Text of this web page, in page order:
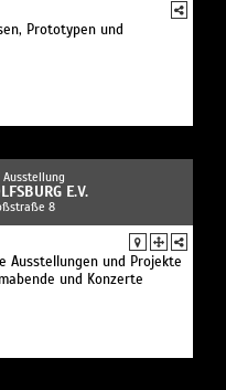
Prototypen und
Ausstellung
E.V.
8
Ausstellungen und Projekte
und Konzerte